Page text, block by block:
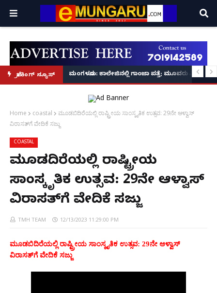
ಬ್ರೇಕಿಂಗ್ ನ್ಯೂಸ್
ಪ್ರಕಟಣೆ ಪ್ರಕರಣ5 ಮಂದಿ ವಿದ್ಯಾರ್ಥಿಗಳು ಬಂಧನ
ಮಂಗಳೂರು: ಕಾಲೇಜಿನಲ್ಲಿ ಗಾಂಜಾ ಪತ್ತೆ; ಮೂವರು
Home coastal
ಮೂಡಬಿದಿರೆಯಲ್ಲಿ ರಾಷ್ಟ್ರೀಯ ಸಾಂಸ್ಕೃತಿಕ ಉತ್ಸವ: 29ನೇ ಆಳ್ವಾಸ್
ವಿರಾಸತ್‍ಗೆ ವೇದಿಕೆ ಸಜ್ಜು
COASTAL
ಮೂಡಬಿದಿರೆಯಲ್ಲಿ ರಾಷ್ಟ್ರೀಯ
ಸಾಂಸ್ಕೃತಿಕ ಉತ್ಸವ: 29ನೇ ಆಳ್ವಾಸ್
ವಿರಾಸತ್‍ಗೆ ವೇದಿಕೆ ಸಜ್ಜು
TMH TEAM 12/13/2023 11:29:00 PM
ಮೂಡಬಿದಿರೆಯಲ್ಲಿ ರಾಷ್ಟ್ರೀಯ ಸಾಂಸ್ಕೃತಿಕ ಉತ್ಸವ: 29ನೇ ಆಳ್ವಾಸ್
ವಿರಾಸತ್‍ಗೆ ವೇದಿಕೆ ಸಜ್ಜು